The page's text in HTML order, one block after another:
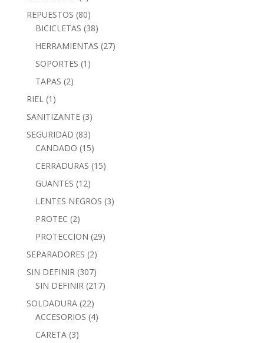
REPUESTOS (80)
BICICLETAS (38)
HERRAMIENTAS (27)
SOPORTES (1)
TAPAS (2)
RIEL (1)
SANITIZANTE (3)
SEGURIDAD (83)
CANDADO (15)
CERRADURAS (15)
GUANTES (12)
LENTES NEGROS (3)
PROTEC (2)
PROTECCION (29)
SEPARADORES (2)
SIN DEFINIR (307)
SIN DEFINIR (217)
SOLDADURA (22)
ACCESORIOS (4)
CARETA (3)